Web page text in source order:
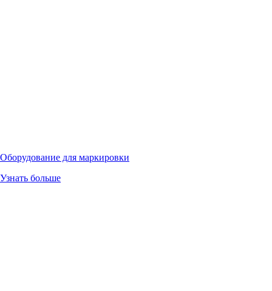
Оборудование для маркировки
Узнать больше